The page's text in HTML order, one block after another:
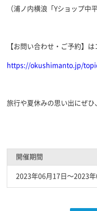
（浦ノ内横浪「Yショップ中
【お問い合わせ・ご予約】
https://okushimanto.jp/
旅行や夏休みの思い出にぜひ
開催期間
2023年06月17日〜2023年